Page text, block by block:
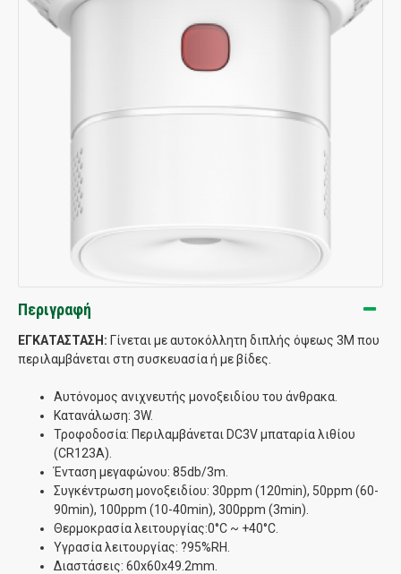
Περιγραφή
ΕΓΚΑΤΑΣΤΑΣΗ: Γίνεται με αυτοκόλλητη διπλής όψεως 3M που
περιλαμβάνεται στη συσκευασία ή με βίδες.
Αυτόνομος ανιχνευτής μονοξειδίου του άνθρακα.
Κατανάλωση: 3W.
Τροφοδοσία: Περιλαμβάνεται DC3V μπαταρία λιθίου
(CR123A).
Ένταση μεγαφώνου: 85db/3m.
Συγκέντρωση μονοξειδίου: 30ppm (120min), 50ppm (60-
90min), 100ppm (10-40min), 300ppm (3min).
Θερμοκρασία λειτουργίας:0°C ~ +40°C.
Υγρασία λειτουργίας: ?95%RH.
Διαστάσεις: 60x60x49.2mm.